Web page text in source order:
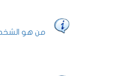
من هو الشخص